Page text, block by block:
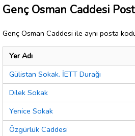
Genç Osman Caddesi
Genç Osman Caddesi ile aynı posta
Yer Adı
Gülistan Sokak. İETT Durağı
Dilek Sokak
Yenice Sokak
Özgürlük Caddesi